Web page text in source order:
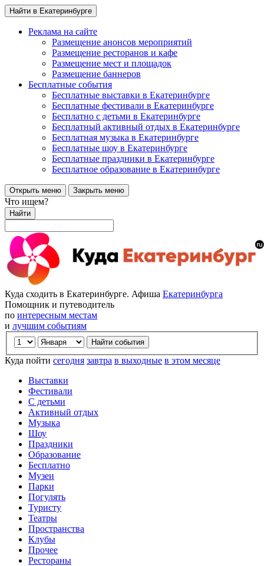
Найти в Екатеринбурге
Реклама на сайте
Размещение анонсов мероприятий
Размещение ресторанов и кафе
Размещение мест и площадок
Размещение баннеров
Бесплатные события
Бесплатные выставки в Екатеринбурге
Бесплатные фестивали в Екатеринбурге
Бесплатно с детьми в Екатеринбурге
Бесплатный активный отдых в Екатеринбурге
Бесплатная музыка в Екатеринбурге
Бесплатные шоу в Екатеринбурге
Бесплатные праздники в Екатеринбурге
Бесплатное образование в Екатеринбурге
Открыть меню Закрыть меню
Что ищем?
Найти
Куда сходить в Екатеринбурге. Афиша Екатеринбурга
Помощник и путеводитель
по интересным местам
и лучшим событиям
Куда пойти сегодня завтра в выходные в этом месяце
Выставки
Фестивали
С детьми
Активный отдых
Музыка
Шоу
Праздники
Образование
Бесплатно
Музеи
Парки
Погулять
Туристу
Театры
Пространства
Клубы
Прочее
Рестораны